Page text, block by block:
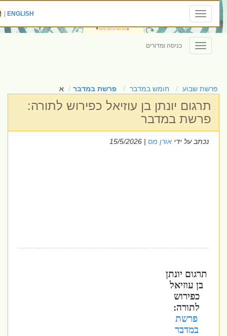
Toggle
navigation
ENGLISH
|
Toggle
navigation
כניסה ומדורים
פרשת שבוע חומש במדבר פרשת במדבר א
תרגום יונתן בן עוזיאל כפירוש לתורה:
פרשת במדבר
נכתב על ידיאורן מס| 15/5/2026
תרגום יונתן
בן עוזיאל
כפירוש
לתורה:
פרשת
במדבר